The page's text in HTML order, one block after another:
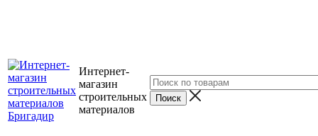
Интернет-
магазин
строительных
материалов